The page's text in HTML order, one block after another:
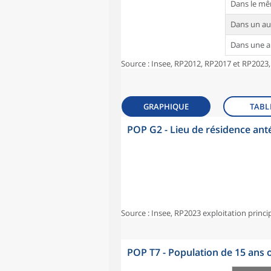
Dans le
Dans un
Dans une
Source : Insee, RP2012, RP2017 et
GRAPHIQUE
POP G2 - Lieu de résidence
Source : Insee, RP2023 exploitation
POP T7 - Population de 15